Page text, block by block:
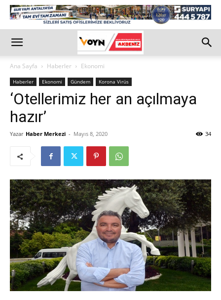
Ana Sayfa Haberler Ekonomi
Haberler Ekonomi Gündem Korona Virüs
‘Otellerimiz her an açılmaya
hazır’
Yazar Haber Merkezi - Mayıs 8, 2020 34